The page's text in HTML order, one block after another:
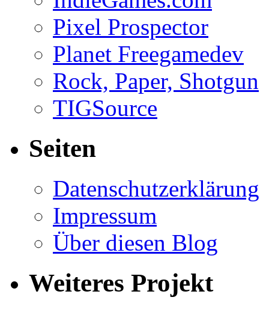
Pixel Prospector
Planet Freegamedev
Rock, Paper, Shotgun
TIGSource
Seiten
Datenschutzerklärung
Impressum
Über diesen Blog
Weiteres Projekt